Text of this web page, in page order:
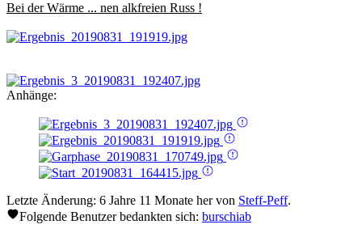
Bei der Wärme ... nen alkfreien Russ !
Anhänge:
Letzte Änderung: 6 Jahre 11 Monate her von Steff-Peff.
Folgende Benutzer bedankten sich: burschiab